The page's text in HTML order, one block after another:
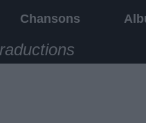
Chansons